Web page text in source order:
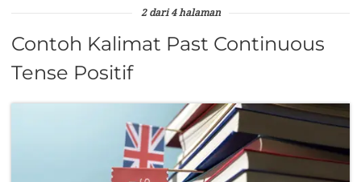
2 dari 4 halaman
Contoh Kalimat Past Continuous
Tense Positif